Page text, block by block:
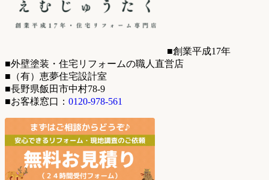
■創業平成17年
■外壁塗装・住宅リフォームの職人直営店
■（有）恵夢住宅設計室
■長野県飯田市中村78-9
■お客様窓口： 0120-978-561